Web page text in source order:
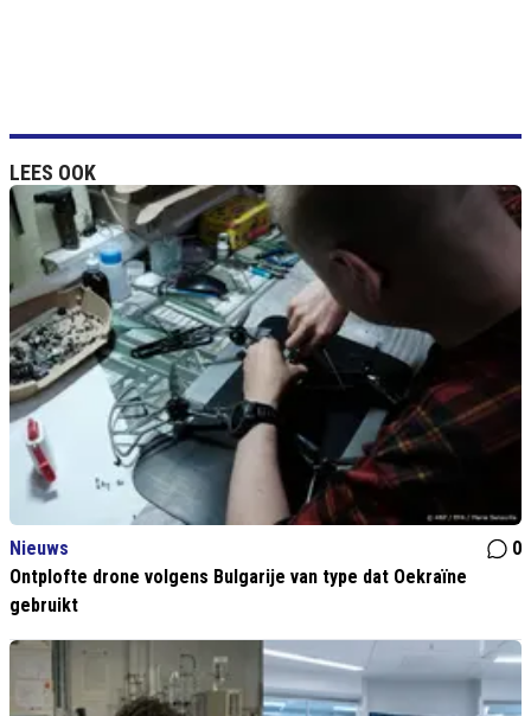
LEES OOK
Nieuws
0
Ontplofte drone volgens Bulgarije van type dat Oekraïne
gebruikt